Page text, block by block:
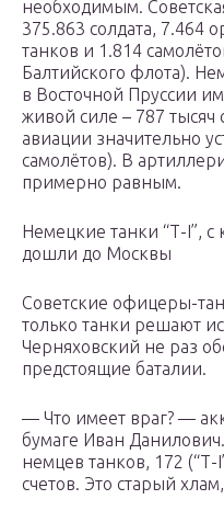
необходимым.
375.863 солдата, 7.464
танков и 1.814
Балтийского флота).
в Восточной Пруссии
живой силе – 787 тысяч
авиации значительно
самолётов). В
примерно равным.
Немецкие танки “Т-I”,
дошли до Москвы
Советские офицеры-
только танки решают
Черняховский не раз
предстоящие баталии.
— Что имеет враг? —
бумаге Иван
немцев танков, 172 (“Т-
счетов. Это старый